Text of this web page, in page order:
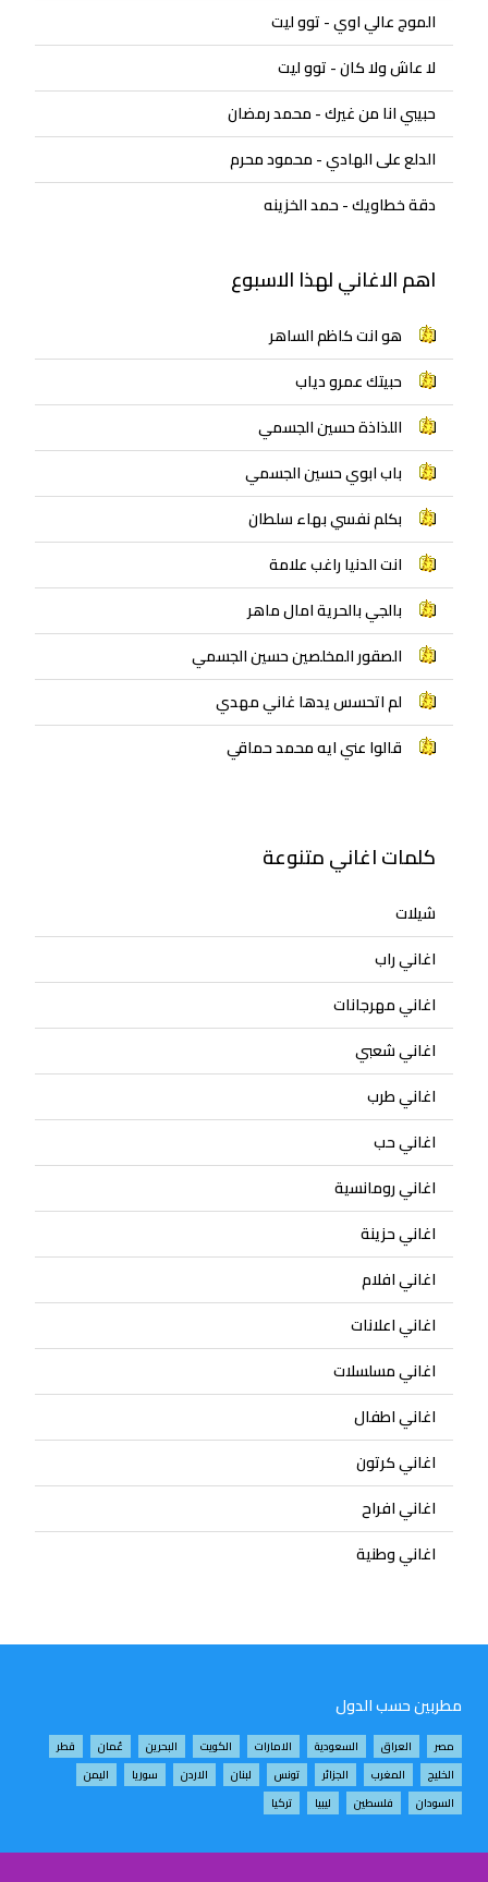
الموج عالي اوي - توو ليت
لا عاش ولا كان - توو ليت
حبيبي انا من غيرك - محمد رمضان
الدلع على الهادي - محمود محرم
دقة خطاويك - حمد الخزينه
اهم الاغاني لهذا الاسبوع
هو انت كاظم الساهر
حبيتك عمرو دياب
اللذاذة حسين الجسمي
باب ابوي حسين الجسمي
بكلم نفسي بهاء سلطان
انت الدنيا راغب علامة
بالجي بالحرية امال ماهر
الصقور المخلصين حسين الجسمي
لم اتحسس يدها غاني مهدي
قالوا عني ايه محمد حماقي
كلمات اغاني متنوعة
شيلات
اغاني راب
اغاني مهرجانات
اغاني شعبي
اغاني طرب
اغاني حب
اغاني رومانسية
اغاني حزينة
اغاني افلام
اغاني اعلانات
اغاني مسلسلات
اغاني اطفال
اغاني كرتون
اغاني افراح
اغاني وطنية
مطربين حسب الدول
مصر العراق السعودية الامارات الكويت البحرين عُمان
قطر
الخليج
المغرب الجزائر تونس لبنان الاردن سوريا
اليمن
السودان
فلسطين ليبيا تركيا